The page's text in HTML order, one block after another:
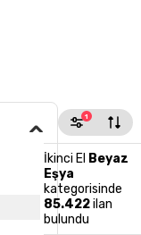
1
İkinci El Beyaz
Eşya
kategorisinde
85.422ilan
bulundu